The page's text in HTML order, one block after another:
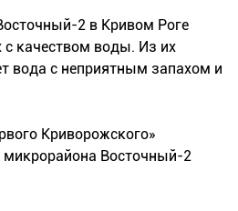
2 в Кривом Роге
качеством воды. Из их
вода с неприятным запахом и
Криворожского»
Восточный-2